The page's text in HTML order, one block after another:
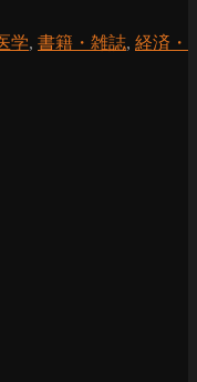
学, 書籍・雑誌, 経済・